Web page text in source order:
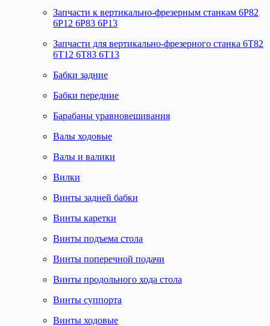
Запчасти к вертикально-фрезерным станкам 6Р82
6Р12 6Р83 6Р13
Запчасти для вертикально-фрезерного станка 6Т82
6Т12 6Т83 6Т13
Бабки задние
Бабки передние
Барабаны уравновешивания
Валы ходовые
Валы и валики
Вилки
Винты задней бабки
Винты каретки
Винты подъема стола
Винты поперечной подачи
Винты продольного хода стола
Винты суппорта
Винты ходовые